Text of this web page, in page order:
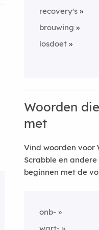
recovery's
brouwing
losdoet
Woorden
met
Vind woorden voor
Scrabble en
beginnen met de
onb-